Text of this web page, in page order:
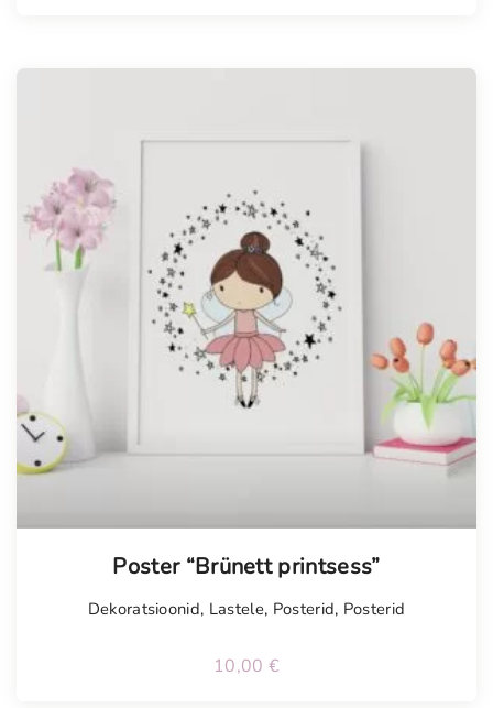
Poster “Brünett printsess”
Dekoratsioonid, Lastele, Posterid, Posterid
10,00 €